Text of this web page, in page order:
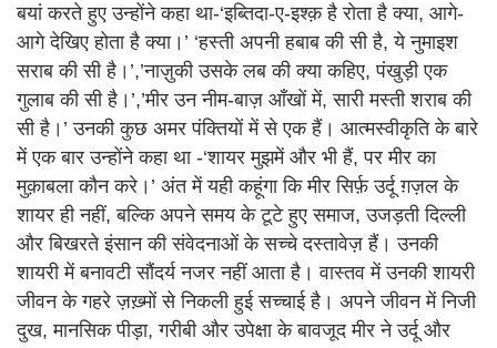
बयां करते हुए उन्होंने कहा था-‘इब्तिदा-ए-इश्क़ है रोता है क्या, आगे-
आगे देखिए होता है क्या।’ ‘हस्ती अपनी हबाब की सी है, ये नुमाइश
सराब की सी है।’,’नाज़ुकी उसके लब की क्या कहिए, पंखुड़ी एक
गुलाब की सी है।’,’मीर उन नीम-बाज़ आँखों में, सारी मस्ती शराब की
सी है।’ उनकी कुछ अमर पंक्तियों में से एक हैं। आत्मस्वीकृति के बारे
में एक बार उन्होंने कहा था -‘शायर मुझमें और भी हैं, पर मीर का
मुक़ाबला कौन करे।’ अंत में यही कहूंगा कि मीर सिर्फ़ उर्दू ग़ज़ल के
शायर ही नहीं, बल्कि अपने समय के टूटे हुए समाज, उजड़ती दिल्ली
और बिखरते इंसान की संवेदनाओं के सच्चे दस्तावेज़ हैं। उनकी
शायरी में बनावटी सौंदर्य नजर नहीं आता है। वास्तव में उनकी शायरी
जीवन के गहरे ज़ख़्मों से निकली हुई सच्चाई है। अपने जीवन में निजी
दुख, मानसिक पीड़ा, गरीबी और उपेक्षा के बावजूद मीर ने उर्दू और